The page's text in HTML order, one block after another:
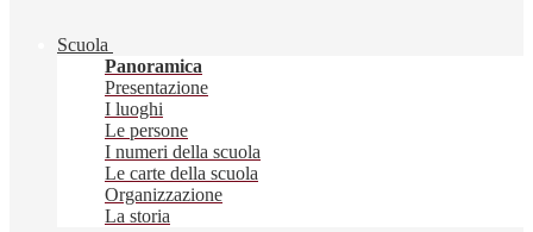
Scuola
Panoramica
Presentazione
I luoghi
Le persone
I numeri della scuola
Le carte della scuola
Organizzazione
La storia